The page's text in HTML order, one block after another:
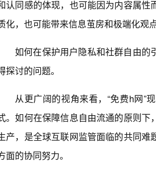
认同感的体现，也可能因为内容属
化，也可能带来信息茧房和极端化观
如何在保护用户隐私和社群自由的
探讨的问题。
从更广阔的视角来看，“免费h网”
。如何在保障信息自由流通的原则
产，是全球互联网监管面临的共同
面的协同努力。